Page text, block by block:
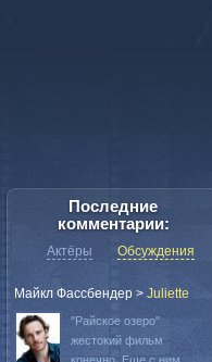
Последние
комментарии:
Актёры Обсуждения
Майкл Фассбендер > Juliette
"Райское озеро"
жестокий фильм